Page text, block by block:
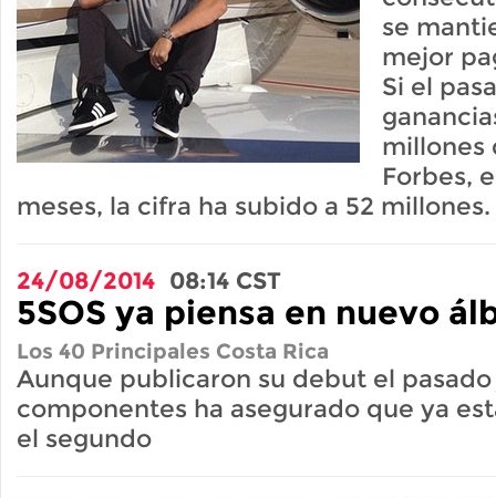
se
mejor
Si el
millones
Forbes,
meses, la cifra ha subido a 52 millones.
24/08/2014 08:14 CST
5SOS ya piensa en nuevo
Los 40 Principales Costa Rica
Aunque publicaron su debut el
componentes ha asegurado que ya
el segundo